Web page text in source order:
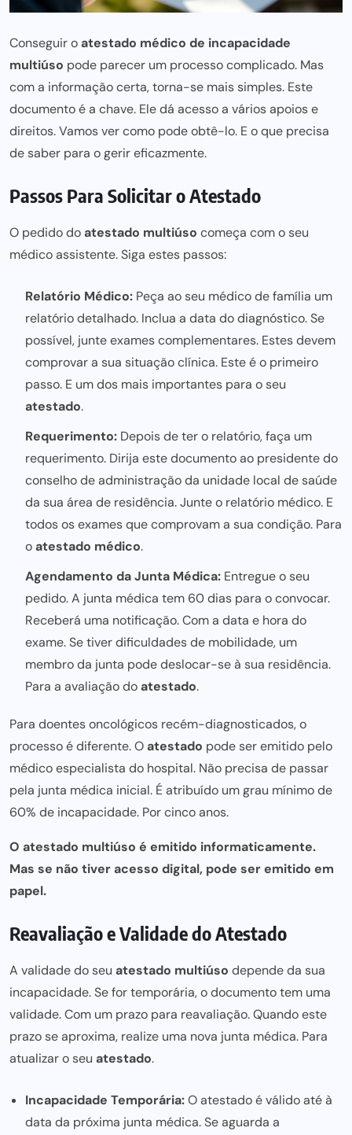
Conseguir oatestado médico de incapacidade
multiúso pode parecer um processo complicado. Mas
com a informação certa, torna-se mais simples. Este
documento é a chave. Ele dá acesso a vários apoios e
direitos. Vamos ver como pode obtê-lo. E o que precisa
de saber para o gerir eficazmente.
Passos Para Solicitar o Atestado
O pedido doatestado multiúso começa com o seu
médico assistente. Siga estes passos:
Relatório Médico: Peça ao seu médico de família um
relatório detalhado. Inclua a data do diagnóstico. Se
possível, junte exames complementares. Estes devem
comprovar a sua situação clínica. Este é o primeiro
passo. E um dos mais importantes para o seu
atestado.
Requerimento: Depois de ter o relatório, faça um
requerimento. Dirija este documento ao presidente do
conselho de administração da unidade local de saúde
da sua área de residência. Junte o relatório médico. E
todos os exames que comprovam a sua condição. Para
oatestado médico.
Agendamento da Junta Médica: Entregue o seu
pedido. A junta médica tem 60 dias para o convocar.
Receberá uma notificação. Com a data e hora do
exame. Se tiver dificuldades de mobilidade, um
membro da junta pode deslocar-se à sua residência.
Para a avaliação doatestado.
Para doentes oncológicos recém-diagnosticados, o
processo é diferente. Oatestado pode ser emitido pelo
médico especialista do hospital. Não precisa de passar
pela junta médica inicial. É atribuído um grau mínimo de
60% de incapacidade. Por cinco anos.
O atestado multiúso é emitido informaticamente.
Mas se não tiver acesso digital, pode ser emitido em
papel.
Reavaliação e Validade do Atestado
A validade do seu atestado multiúso depende da sua
incapacidade. Se for temporária, o documento tem uma
validade. Com um prazo para reavaliação. Quando este
prazo se aproxima, realize uma nova junta médica. Para
atualizar o seu atestado.
Incapacidade Temporária:O atestado é válido até à
data da próxima junta médica. Se aguarda a